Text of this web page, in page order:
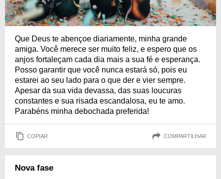
Que Deus te abençoe diariamente, minha grande
amiga. Você merece ser muito feliz, e espero que os
anjos fortaleçam cada dia mais a sua fé e esperança.
Posso garantir que você nunca estará só, pois eu
estarei ao seu lado para o que der e vier sempre.
Apesar da sua vida devassa, das suas loucuras
constantes e sua risada escandalosa, eu te amo.
Parabéns minha debochada preferida!
COPIAR COMPARTILHAR
Nova fase